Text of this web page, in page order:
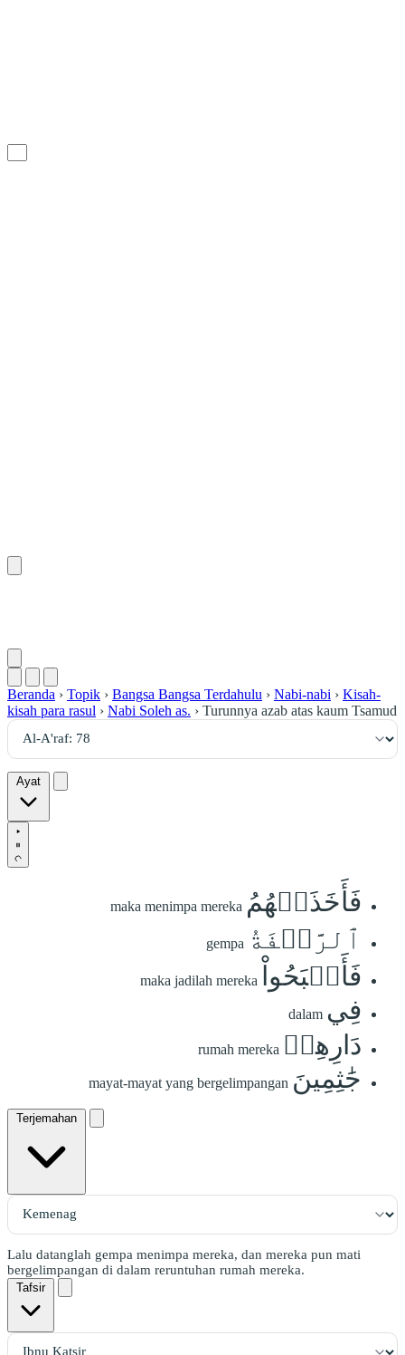
Beranda › Topik › Bangsa Bangsa Terdahulu › Nabi-nabi › Kisah-
kisah para rasul › Nabi Soleh as. › Turunnya azab atas kaum Tsamud
Ayat
فَأَخَذَتۡهُمُ maka menimpa mereka
ٱلرَّجۡفَةُ gempa
فَأَصۡبَحُواْ maka jadilah mereka
فِي dalam
دَارِهِمۡ rumah mereka
جَٰثِمِينَ mayat-mayat yang bergelimpangan
Terjemahan
Lalu datanglah gempa menimpa mereka, dan mereka pun mati
bergelimpangan di dalam reruntuhan rumah mereka.
Tafsir